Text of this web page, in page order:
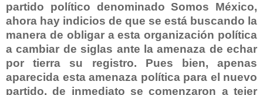
partido político denominado Somos México,
ahora hay indicios de que se está buscando la
manera de obligar a esta organización política
a cambiar de siglas ante la amenaza de echar
por tierra su registro. Pues bien, apenas
aparecida esta amenaza política para el nuevo
partido, de inmediato se comenzaron a tejer